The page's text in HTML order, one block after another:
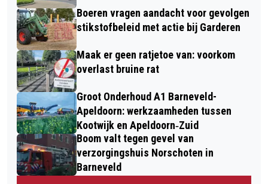
Boeren vragen aandacht voor gevolgen
stikstofbeleid met actie bij Garderen
Maak er geen ratjetoe van: voorkom
overlast bruine rat
Groot Onderhoud A1 Barneveld-
Apeldoorn: werkzaamheden tussen
Kootwijk en Apeldoorn‐Zuid
Boom valt tegen gevel van
verzorgingshuis Norschoten in
Barneveld